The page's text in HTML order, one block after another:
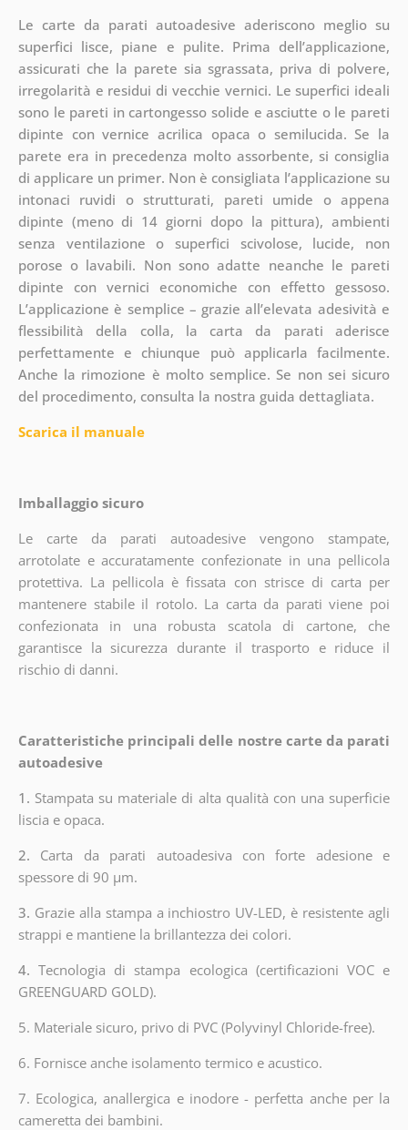
Le carte da parati autoadesive aderiscono meglio su
superfici lisce, piane e pulite. Prima dell’applicazione,
assicurati che la parete sia sgrassata, priva di polvere,
irregolarità e residui di vecchie vernici. Le superfici ideali
sono le pareti in cartongesso solide e asciutte o le pareti
dipinte con vernice acrilica opaca o semilucida. Se la
parete era in precedenza molto assorbente, si consiglia
di applicare un primer. Non è consigliata l’applicazione su
intonaci ruvidi o strutturati, pareti umide o appena
dipinte (meno di 14 giorni dopo la pittura), ambienti
senza ventilazione o superfici scivolose, lucide, non
porose o lavabili. Non sono adatte neanche le pareti
dipinte con vernici economiche con effetto gessoso.
L’applicazione è semplice – grazie all’elevata adesività e
flessibilità della colla, la carta da parati aderisce
perfettamente e chiunque può applicarla facilmente.
Anche la rimozione è molto semplice. Se non sei sicuro
del procedimento, consulta la nostra guida dettagliata.
Scarica il manuale
Imballaggio sicuro
Le carte da parati autoadesive vengono stampate,
arrotolate e accuratamente confezionate in una pellicola
protettiva. La pellicola è fissata con strisce di carta per
mantenere stabile il rotolo. La carta da parati viene poi
confezionata in una robusta scatola di cartone, che
garantisce la sicurezza durante il trasporto e riduce il
rischio di danni.
Caratteristiche principali delle nostre carte da parati
autoadesive
1. Stampata su materiale di alta qualità con una superficie
liscia e opaca.
2. Carta da parati autoadesiva con forte adesione e
spessore di 90 µm.
3. Grazie alla stampa a inchiostro UV-LED, è resistente agli
strappi e mantiene la brillantezza dei colori.
4.Tecnologia di stampa ecologica (certificazioni VOC e
GREENGUARD GOLD).
5. Materiale sicuro, privo di PVC (Polyvinyl Chloride-free).
6. Fornisce anche isolamento termico e acustico.
7. Ecologica, anallergica e inodore - perfetta anche per la
cameretta dei bambini.